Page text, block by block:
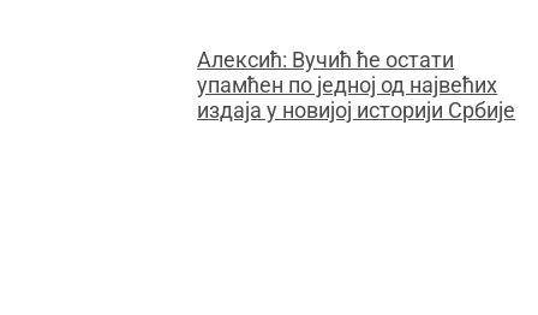
Алексић: Вучић ће остати
упамћен по једној од највећих
издаја у новијој историји Србије